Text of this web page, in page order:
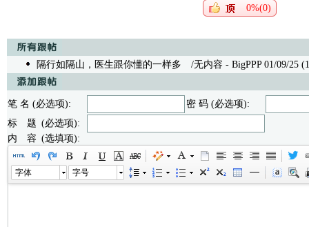
0%(0)
隔行如隔山，医生跟你懂的一样多 /无内容 - BigPPP 01/09/25
笔 名 (必选项):
密 码 (必选项):
标 题 (必选项):
内 容 (选填项):
字体 字号